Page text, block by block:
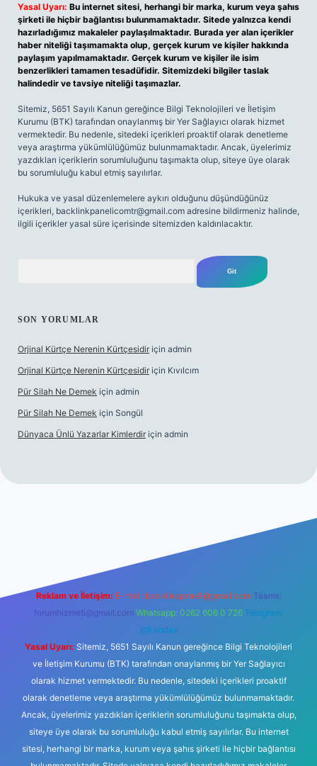
Yasal Uyarı: Bu internet sitesi, herhangi bir marka, kurum veya şahıs
şirketi ile hiçbir bağlantısı bulunmamaktadır. Sitede yalnızca kendi
hazırladığımız makaleler paylaşılmaktadır. Burada yer alan içerikler
haber niteliği taşımamakta olup, gerçek kurum ve kişiler hakkında
paylaşım yapılmamaktadır. Gerçek kurum ve kişiler ile isim
benzerlikleri tamamen tesadüfidir. Sitemizdeki bilgiler taslak
halindedir ve tavsiye niteliği taşımazlar.
Sitemiz, 5651 Sayılı Kanun gereğince Bilgi Teknolojileri ve İletişim
Kurumu (BTK) tarafından onaylanmış bir Yer Sağlayıcı olarak hizmet
vermektedir. Bu nedenle, sitedeki içerikleri proaktif olarak denetleme
veya araştırma yükümlülüğümüz bulunmamaktadır. Ancak, üyelerimiz
yazdıkları içeriklerin sorumluluğunu taşımakta olup, siteye üye olarak
bu sorumluluğu kabul etmiş sayılırlar.
Hukuka ve yasal düzenlemelere aykırı olduğunu düşündüğünüz
içerikleri, backlinkpanelicomtr@gmail.com adresine bildirmeniz halinde,
ilgili içerikler yasal süre içerisinde sitemizden kaldırılacaktır.
SON YORUMLAR
Orjinal Kürtçe Nerenin Kürtçesidir için admin
Orjinal Kürtçe Nerenin Kürtçesidir için Kıvılcım
Pür Silah Ne Demek için admin
Pür Silah Ne Demek için Songül
Dünyaca Ünlü Yazarlar Kimlerdir için admin
Reklam ve İletişim: E-mail: backlinkpaneli@gmail.com Teams:
forumhizmeti@gmail.com Whatsapp: 0262 606 0 726 Telegram:
@karabul
Yasal Uyarı: Sitemiz, 5651 Sayılı Kanun gereğince Bilgi Teknolojileri
ve İletişim Kurumu (BTK) tarafından onaylanmış bir Yer Sağlayıcı
olarak hizmet vermektedir. Bu nedenle, sitedeki içerikleri proaktif
olarak denetleme veya araştırma yükümlülüğümüz bulunmamaktadır.
Ancak, üyelerimiz yazdıkları içeriklerin sorumluluğunu taşımakta olup,
siteye üye olarak bu sorumluluğu kabul etmiş sayılırlar. Bu internet
sitesi, herhangi bir marka, kurum veya şahıs şirketi ile hiçbir bağlantısı